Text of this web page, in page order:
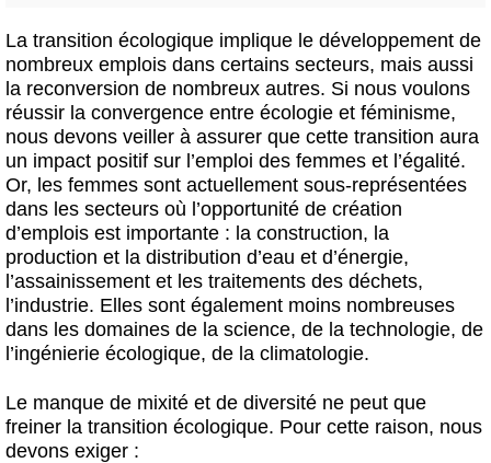
La transition écologique implique le développement de
nombreux emplois dans certains secteurs, mais aussi
la reconversion de nombreux autres. Si nous voulons
réussir la convergence entre écologie et féminisme,
nous devons veiller à assurer que cette transition aura
un impact positif sur l’emploi des femmes et l’égalité.
Or, les femmes sont actuellement sous-représentées
dans les secteurs où l’opportunité de création
d’emplois est importante : la construction, la
production et la distribution d’eau et d’énergie,
l’assainissement et les traitements des déchets,
l’industrie. Elles sont également moins nombreuses
dans les domaines de la science, de la technologie, de
l’ingénierie écologique, de la climatologie.
Le manque de mixité et de diversité ne peut que
freiner la transition écologique. Pour cette raison, nous
devons exiger :